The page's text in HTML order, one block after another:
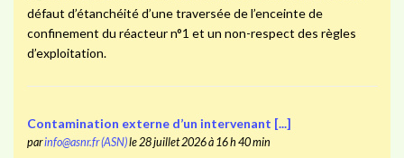
défaut d’étanchéité d’une traversée de l’enceinte de
confinement du réacteur n°1 et un non-respect des règles
d’exploitation.
Contamination externe d’un intervenant [...]
parinfo@asnr.fr (ASN)le 28 juillet 2026 à 16 h 40 min